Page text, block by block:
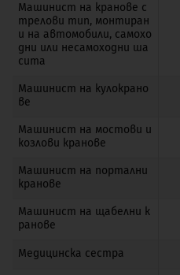
Машинист на кранове с
трелови тип, монтиран
и на автомобили, самохо
дни или несамоходни ша
сита
Машинист на кулокрано
ве
Машинист на мостови и
козлови кранове
Машинист на портални
кранове
Машинист на щабелни к
ранове
Медицинска сестра